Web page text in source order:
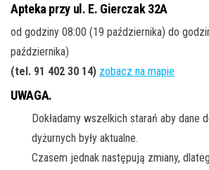
Apteka przy ul. E. Gierczak 32A
od godziny 08:00 (19 października) do
października)
(tel. 91 402 30 14) zobacz na mapie
UWAGA.
Dokładamy wszelkich starań aby dane
dyżurnych były aktualne.
Czasem jednak następują zmiany,